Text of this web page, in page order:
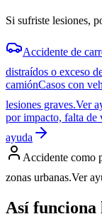
Si sufriste lesiones,
Accidente de
distraídos o exceso
camiónCasos con
lesiones graves.Ver
por impacto, falta de
ayuda
Accidente como
zonas urbanas.Ver
Así